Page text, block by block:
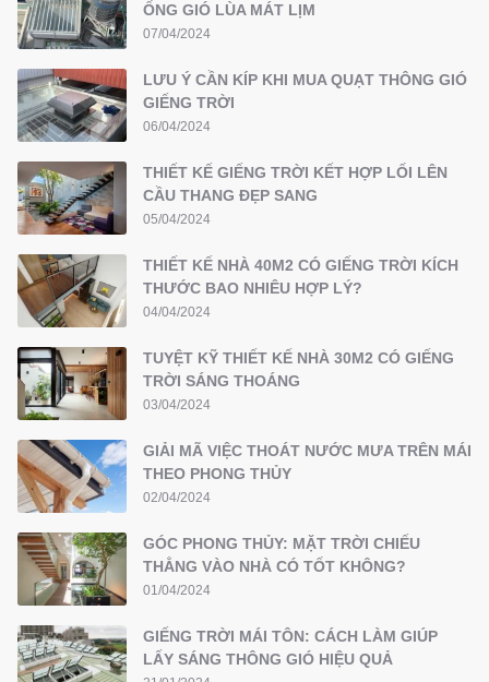
ỐNG GIÓ LÙA MÁT LỊM
07/04/2024
LƯU Ý CẦN KÍP KHI MUA QUẠT THÔNG GIÓ
GIẾNG TRỜI
06/04/2024
THIẾT KẾ GIẾNG TRỜI KẾT HỢP LỐI LÊN
CẦU THANG ĐẸP SANG
05/04/2024
THIẾT KẾ NHÀ 40M2 CÓ GIẾNG TRỜI KÍCH
THƯỚC BAO NHIÊU HỢP LÝ?
04/04/2024
TUYỆT KỸ THIẾT KẾ NHÀ 30M2 CÓ GIẾNG
TRỜI SÁNG THOÁNG
03/04/2024
GIẢI MÃ VIỆC THOÁT NƯỚC MƯA TRÊN MÁI
THEO PHONG THỦY
02/04/2024
GÓC PHONG THỦY: MẶT TRỜI CHIẾU
THẲNG VÀO NHÀ CÓ TỐT KHÔNG?
01/04/2024
GIẾNG TRỜI MÁI TÔN: CÁCH LÀM GIÚP
LẤY SÁNG THÔNG GIÓ HIỆU QUẢ